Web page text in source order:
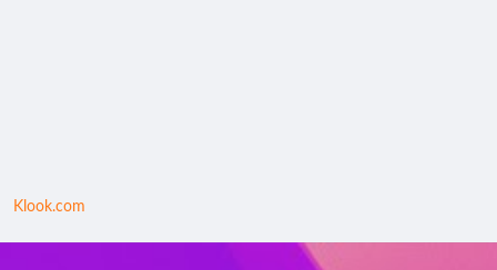
Klook.com